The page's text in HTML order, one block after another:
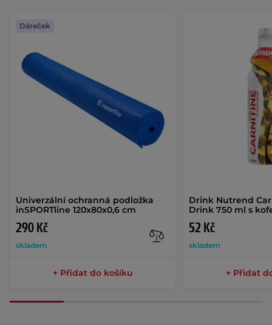
Univerzální ochranná podložka
inSPORTline 120x80x0,6 cm
290 Kč
skladem
Dáreček
+ Přidat do košíku
Drink Nutrend
Drink 750 ml s
52 Kč
skladem
+ Přidat